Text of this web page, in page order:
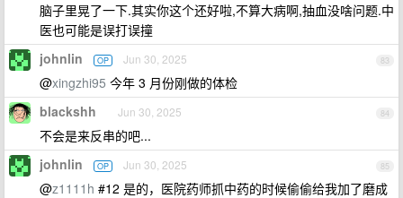
脑子里晃了一下.其实你这个还好啦,不算大病啊,抽血没啥问题.中
医也可能是误打误撞
83
johnlin OP Jun 30, 2025
@xingzhi95 今年 3 月份刚做的体检
84
blackshh Jun 30, 2025
不会是来反串的吧...
85
johnlin OP Jun 30, 2025
@z1111h #12 是的，医院药师抓中药的时候偷偷给我加了磨成